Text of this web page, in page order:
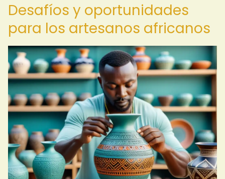
Desafíos y oportunidades
para los artesanos africanos